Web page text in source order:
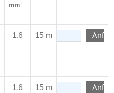
mm
1.6 15 m
1.6 15 m